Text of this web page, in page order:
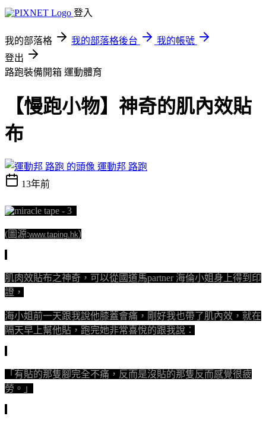
登入
我的部落格 我的部落格後台
我的帳號
登出
路跑裝備開箱 運動體育
【慢跑小物】神奇的肌內效貼
布
運動邦 路跑
13年前
(圖源:www.taping.hk)
肌肉效貼布之神奇，可以從國道馬partner 海倫小姐身上得到印
證，
海小姐前一天跟我說他膝蓋會痛，剛好我也帶了肌內效，就在
隔天早上幫他貼，跑完她非常喜悅的跟我說：
「有貼的那隻腳完全不痛，反而是沒貼的那隻反而感覺很疲
勞。」